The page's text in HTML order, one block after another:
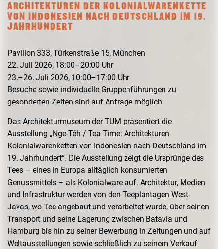
ARCHITEKTUREN DER KOLONIALWARENKETTE
VON INDONESIEN NACH DEUTSCHLAND IM 19.
JAHRHUNDERT
Pavillon 333, Türkenstraße 15, München
22. Juli 2026, 18:00–20:00 Uhr
23.–26. Juli 2026, 10:00–17:00 Uhr
Besuche sowie individuelle Gruppenführungen zu
gesonderten Zeiten sind auf Anfrage möglich.
Das Architekturmuseum der TUM präsentiert die
Ausstellung „Nge-Téh / Tea Time: Architekturen
Kolonialwarenketten von Indonesien nach Deutschland im
19. Jahrhundert“. Die Ausstellung zeigt die Ursprünge des
Tees – eines in Europa alltäglich konsumierten
Genussmittels – als Kolonialware auf. Architektur, Medien
und Infrastruktur werden von den Teeplantagen West-
Javas, wo Tee angebaut und verarbeitet wurde, über seinen
Transport und seine Lagerung zwischen Batavia und
Hamburg bis hin zu seiner Bewerbung in Zeitungen und auf
Weltausstellungen sowie schließlich zu seinem Verkauf